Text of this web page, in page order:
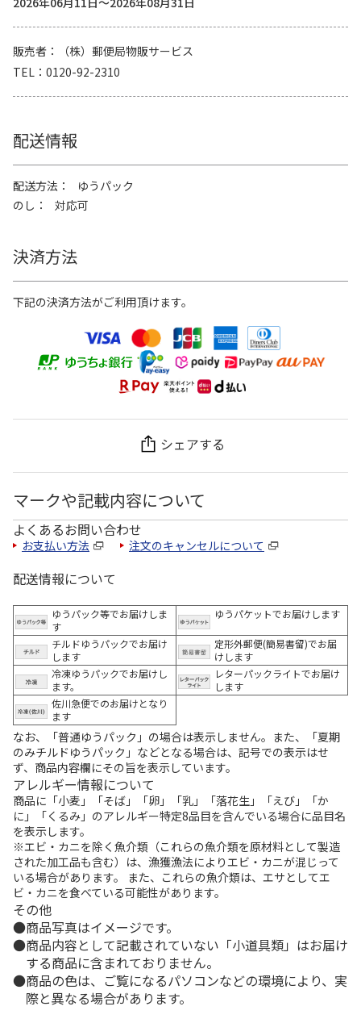
販売者
（株）郵便局物販サービス
TEL
0120-92-2310
配送情報
配送方法
ゆうパック
のし
対応可
決済方法
下記の決済方法がご利用頂けます。
シェアする
マークや記載内容について
よくあるお問い合わせ
お支払い方法 注文のキャンセルについて
配送情報について
ゆうパック等でお届けしま
す
ゆうパケットでお届けします
チルドゆうパックでお届け
します
定形外郵便(簡易書留)でお届
けします
冷凍ゆうパックでお届けし
ます。
レターパックライトでお届け
します
佐川急便でのお届けとなり
ます
なお、「普通ゆうパック」の場合は表示しません。また、「夏期
のみチルドゆうパック」などとなる場合は、記号での表示はせ
ず、商品内容欄にその旨を表示しています。
アレルギー情報について
商品に「小麦」「そば」「卵」「乳」「落花生」「えび」「か
に」「くるみ」のアレルギー特定8品目を含んでいる場合に品目名
を表示します。
※エビ・カニを除く魚介類（これらの魚介類を原材料として製造
された加工品も含む）は、漁獲漁法によりエビ・カニが混じって
いる場合があります。 また、これらの魚介類は、エサとしてエ
ビ・カニを食べている可能性があります。
その他
商品写真はイメージです。
商品内容として記載されていない「小道具類」はお届け
する商品に含まれておりません。
商品の色は、ご覧になるパソコンなどの環境により、実
際と異なる場合があります。